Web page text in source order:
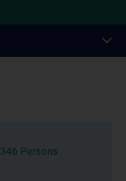
346 Persons